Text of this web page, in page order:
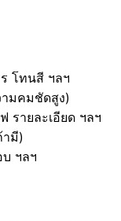
โทนสี ฯลฯ
มคมชัดสูง)
รายละเอียด ฯลฯ
มี)
ฯลฯ